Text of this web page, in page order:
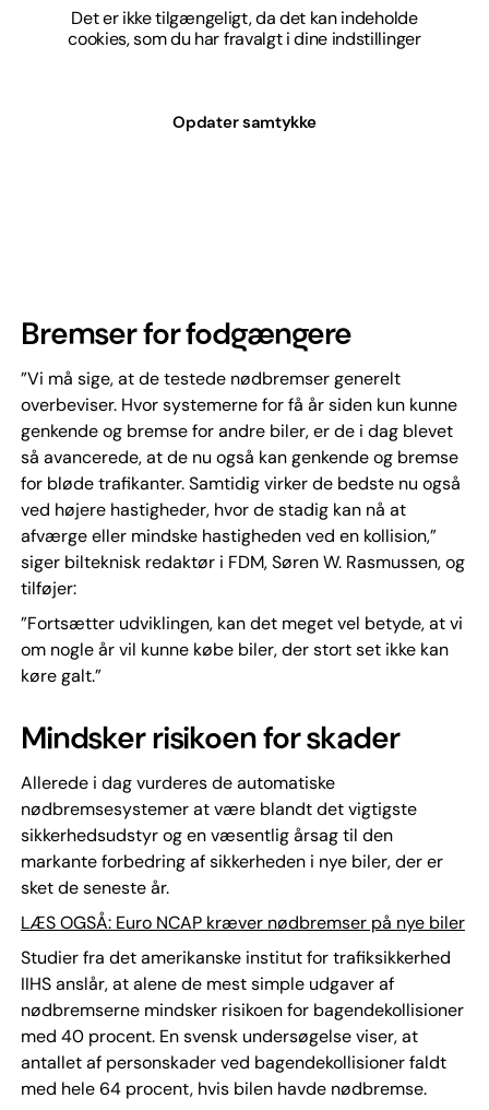
Det er ikke tilgængeligt, da det kan indeholde
cookies, som du har fravalgt i dine indstillinger
Opdater samtykke
Bremser for fodgængere
”Vi må sige, at de testede nødbremser generelt
overbeviser. Hvor systemerne for få år siden kun kunne
genkende og bremse for andre biler, er de i dag blevet
så avancerede, at de nu også kan genkende og bremse
for bløde trafikanter. Samtidig virker de bedste nu også
ved højere hastigheder, hvor de stadig kan nå at
afværge eller mindske hastigheden ved en kollision,”
siger bilteknisk redaktør i FDM, Søren W. Rasmussen, og
tilføjer:
”Fortsætter udviklingen, kan det meget vel betyde, at vi
om nogle år vil kunne købe biler, der stort set ikke kan
køre galt.”
Mindsker risikoen for skader
Allerede i dag vurderes de automatiske
nødbremsesystemer at være blandt det vigtigste
sikkerhedsudstyr og en væsentlig årsag til den
markante forbedring af sikkerheden i nye biler, der er
sket de seneste år.
LÆS OGSÅ: Euro NCAP kræver nødbremser på nye biler
Studier fra det amerikanske institut for trafiksikkerhed
IIHS anslår, at alene de mest simple udgaver af
nødbremserne mindsker risikoen for bagendekollisioner
med 40 procent. En svensk undersøgelse viser, at
antallet af personskader ved bagendekollisioner faldt
med hele 64 procent, hvis bilen havde nødbremse.